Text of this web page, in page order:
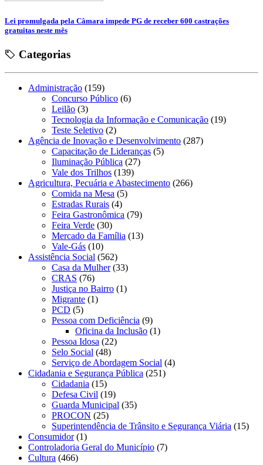
Lei promulgada pela Câmara impede PG de receber 600 castrações
gratuitas neste mês
Categorias
Administração (159)
Concurso Público (6)
Leilão (3)
Tecnologia da Informação e Comunicação (19)
Teste Seletivo (2)
Agência de Inovação e Desenvolvimento (287)
Capacitação de Lideranças (5)
Iluminação Pública (27)
Vale dos Trilhos (139)
Agricultura, Pecuária e Abastecimento (266)
Comida na Mesa (5)
Estradas Rurais (4)
Feira Gastronômica (79)
Feira Verde (30)
Mercado da Família (13)
Vale-Gás (10)
Assistência Social (562)
Casa da Mulher(33)
CRAS (76)
Justiça no Bairro (1)
Migrante (1)
PCD (5)
Pessoa com Deficiência (9)
Oficina da Inclusão (1)
Pessoa Idosa (22)
Selo Social (48)
Serviço de Abordagem Social (4)
Cidadania e Segurança Pública (251)
Cidadania (15)
Defesa Civil (19)
Guarda Municipal (35)
PROCON (25)
Superintendência de Trânsito e Segurança Viária (15)
Consumidor(1)
Controladoria Geral do Município (7)
Cultura (466)